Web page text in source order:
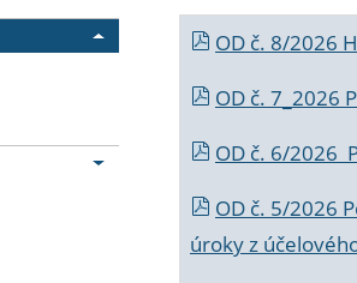
OD č. 8/2026
OD č. 7_2026
OD č. 6/2026
OD č. 5/2026
úroky z